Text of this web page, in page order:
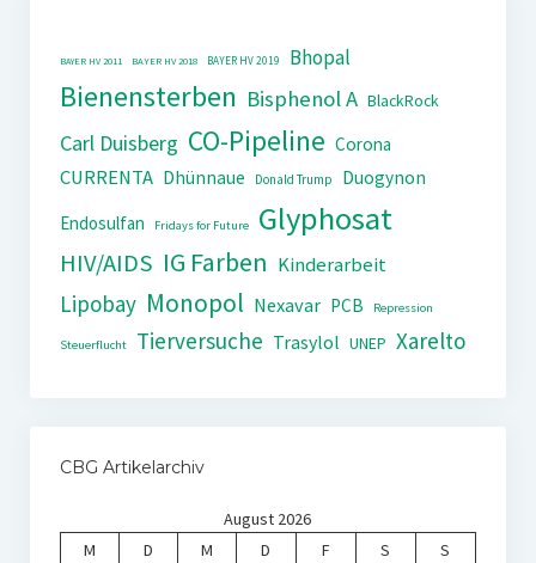
BAYER HV 2011 BAYER HV 2018 BAYER HV 2019 Bhopal
Bienensterben Bisphenol A BlackRock
Carl Duisberg CO-Pipeline Corona
CURRENTA Dhünnaue Donald Trump
Duogynon
Endosulfan
Fridays for Future Glyphosat
HIV/AIDS IG Farben Kinderarbeit
Lipobay Monopol Nexavar PCB Repression
Steuerflucht Tierversuche Trasylol UNEP Xarelto
CBG Artikelarchiv
August 2026
M
D M D F S S